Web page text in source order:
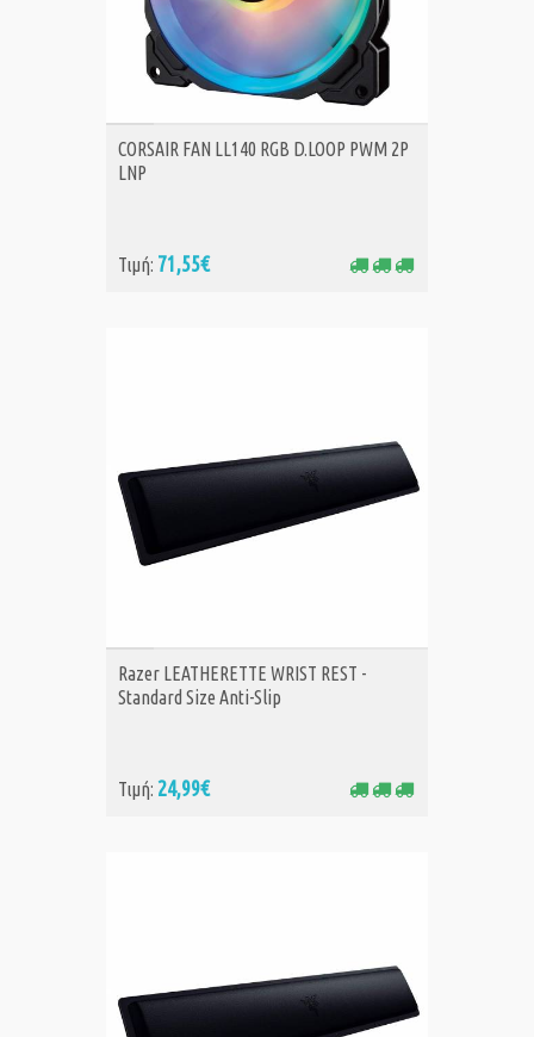
ΑΓΟΡΑ
CORSAIR FAN LL140 RGB D.LOOP PWM 2P
LNP
Τιμή: 71,55€
ΑΓΟΡΑ
Razer LEATHERETTE WRIST REST -
Standard Size Anti-Slip
Τιμή: 24,99€